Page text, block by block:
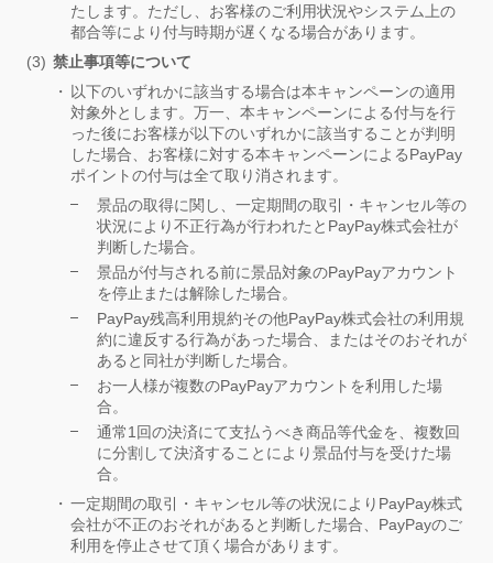
たします。ただし、お客様のご利用状況やシステム上の
都合等により付与時期が遅くなる場合があります。
禁止事項等について
以下のいずれかに該当する場合は本キャンペーンの適用
対象外とします。万一、本キャンペーンによる付与を行
った後にお客様が以下のいずれかに該当することが判明
した場合、お客様に対する本キャンペーンによるPayPay
ポイントの付与は全て取り消されます。
景品の取得に関し、一定期間の取引・キャンセル等の
状況により不正行為が行われたとPayPay株式会社が
判断した場合。
景品が付与される前に景品対象のPayPayアカウント
を停止または解除した場合。
PayPay残高利用規約その他PayPay株式会社の利用規
約に違反する行為があった場合、またはそのおそれが
あると同社が判断した場合。
お一人様が複数のPayPayアカウントを利用した場
合。
通常1回の決済にて支払うべき商品等代金を、複数回
に分割して決済することにより景品付与を受けた場
合。
一定期間の取引・キャンセル等の状況によりPayPay株式
会社が不正のおそれがあると判断した場合、PayPayのご
利用を停止させて頂く場合があります。